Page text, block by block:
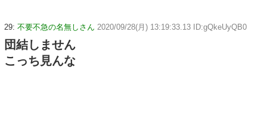
29: 不要不急の名無しさん 2020/09/28(月) 13:19:33.13 ID:gQkeUyQB0
団結しません
こっち見んな